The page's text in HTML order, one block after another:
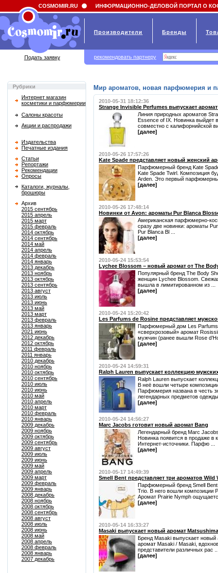
Field 'news_title' doesn't have a default value
Рубрики
Интернет магазин
косметики и парфюмерии
Салоны красоты
Акции и распродажи
Издательства
Печатные издания
Статьи
Репортажи
Рекомендации
Опросы
Каталоги, журналы,
брошюры
Архив
2015 сентябрь
2015 апрель
2015 март
2015 февраль
2014 октябрь
2014 сентябрь
2014 май
2014 апрель
2014 февраль
2014 январь
2013 декабрь
2013 ноябрь
2013 октябрь
2013 сентябрь
2013 август
2013 июль
2013 июнь
2013 май
2013 март
2013 февраль
2013 январь
2021 июнь
2012 декабрь
2012 октябрь
2011 февраль
2011 январь
2010 декабрь
2010 ноябрь
2010 октябрь
2010 сентябрь
2010 июль
2010 июнь
2010 май
2010 апрель
2010 март
2010 февраль
2010 январь
2009 декабрь
2009 ноябрь
2009 октябрь
2009 сентябрь
2009 август
2009 июль
2009 июнь
2009 май
2009 апрель
2009 март
2009 февраль
2009 январь
2008 декабрь
2008 ноябрь
2008 октябрь
2008 сентябрь
2008 август
2008 июль
2008 июнь
2008 май
2008 апрель
2008 февраль
2008 январь
2007 декабрь
Мир ароматов, новая парфюмерия и
2010-05-31 18:12:36
Strange Invisible Perfumes выпускает
Линия природных ароматов
Essence of IX. Новинка выйдет
совместно с калифорнийской
[далее]
2010-05-26 17:57:26
Kate Spade представляет новый женский
Парфюмерный бренд Kate
Kate Spade Twirl. Композиция
Arden. Это первый
[далее]
2010-05-26 17:48:14
Новинки от Avon: ароматы Pur Blanca
Американская парфюмерно-
сразу две новинки: ароматы
Pur Blanca Bl ...
[далее]
2010-05-24 15:53:54
Lychee Blossom – новый аромат от The
Популярный бренд The Body
женщин Lychee Blossom.
вышла в лимитированном из ...
[далее]
2010-05-24 15:20:42
Les Parfums de Rosine представляет
Парфюмерный дом Les Parfums
«сверхрозовый» аромат
мужчин (ранее вышли Rose
[далее]
2010-05-24 14:59:31
Ralph Lauren выпускает коллекцию
Ralph Lauren выпускает
В неё вошли четыре
Парфюмерия названа в честь
легендарных предметов
[далее]
2010-05-24 14:56:27
Marc Jacobs готовит новый аромат Bang
Легендарный бренд Marc
Новинка появится в продаже
Интернет-источники. Парфю ...
[далее]
2010-05-17 14:49:39
Smell Bent представляет три ароматов Wild
Парфюмерный бренд Smell Bent
Trio. В него вошли композиции
Аромат Prairie Nymph
[далее]
2010-05-14 16:33:27
Masaki выпускает новый аромат
Бренд Masaki выпускает новый
аромат Masaki / Masaki,
представители различных рас
[далее]
COSMOMIR.RU ИНФОРМАЦИОННО-ДЕЛОВОЙ ПОРТАЛ О
Производители Бренды
Подать заявку рекомендовать партнеру